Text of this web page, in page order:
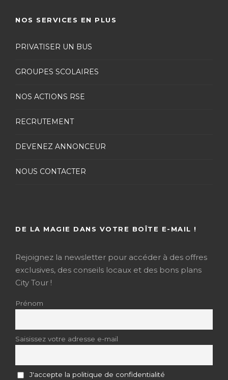
NOS SERVICES EN PLUS
PRIVATISER UN BUS
GROUPES SCOLAIRES
NOS ACTIONS RSE
RECRUTEMENT
DEVENEZ ANNONCEUR
NOUS CONTACTER
DE LA MAGIE DANS VOTRE BOÎTE E-MAIL !
Rejoignez la newsletter pour accéder à des offres
exclusives, des conseils locaux et des bons plans
City Tour !
Prénom
Saisissez votre adresse e-mail
J'accepte la politique de confidentialité